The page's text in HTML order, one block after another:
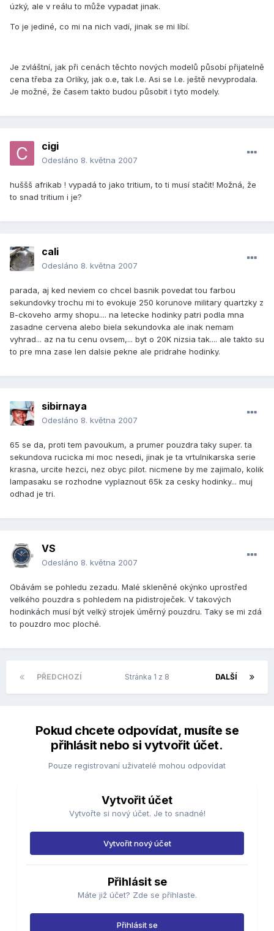
úzký, ale v reálu to může vypadat jinak.
To je jediné, co mi na nich vadí, jinak se mi líbí.
Je zvláštní, jak při cenách těchto nových modelů působí přijatelně
cena třeba za Orlíky, jak o.e, tak l.e. Asi se l.e. ještě nevyprodala.
Je možné, že časem takto budou působit i tyto modely.
cigi
Odesláno 8. května 2007
huššš afrikab ! vypadá to jako tritium, to ti musí stačit! Možná, že
to snad tritium i je?
cali
Odesláno 8. května 2007
parada, aj ked neviem co chcel basnik povedat tou farbou
sekundovky trochu mi to evokuje 250 korunove military quartzky z
B-ckoveho army shopu.... na letecke hodinky patri podla mna
zasadne cervena alebo biela sekundovka ale inak nemam
vyhrad... az na tu cenu ovsem,... byt o 20K nizsia tak.... ale takto su
to pre mna zase len dalsie pekne ale pridrahe hodinky.
sibirnaya
Odesláno 8. května 2007
65 se da, proti tem pavoukum, a prumer pouzdra taky super. ta
sekundova rucicka mi moc nesedi, jinak je ta vrtulnikarska serie
krasna, urcite hezci, nez obyc pilot. nicmene by me zajimalo, kolik
lampasaku se rozhodne vyplaznout 65k za cesky hodinky... muj
odhad je tri.
VS
Odesláno 8. května 2007
Obávám se pohledu zezadu. Malé skleněné okýnko uprostřed
velkého pouzdra s pohledem na pidistroječek. V takových
hodinkách musí být velký strojek úměrný pouzdru. Taky se mi zdá
to pouzdro moc ploché.
PŘEDCHOZÍ DALŠÍ
Stránka 1 z 8
Pokud chcete odpovídat, musíte se
přihlásit nebo si vytvořit účet.
Pouze registrovaní uživatelé mohou odpovídat
Vytvořit účet
Vytvořte si nový účet. Je to snadné!
Vytvořit nový účet
Přihlásit se
Máte již účet? Zde se přihlaste.
Přihlásit se